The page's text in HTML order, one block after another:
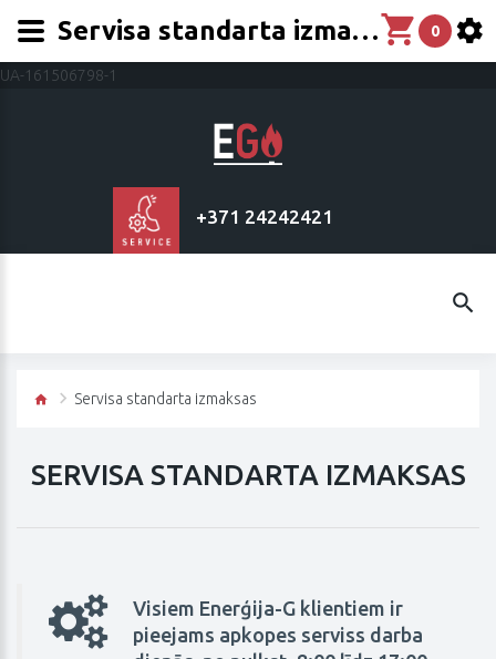
UA-161506798-1
+371 24242421
0
Servisa standarta izmaksas
SERVISA STANDARTA IZMAKSAS
Visiem Enerģija-G klientiem ir
pieejams apkopes serviss darba
Servisa standarta izmaksas